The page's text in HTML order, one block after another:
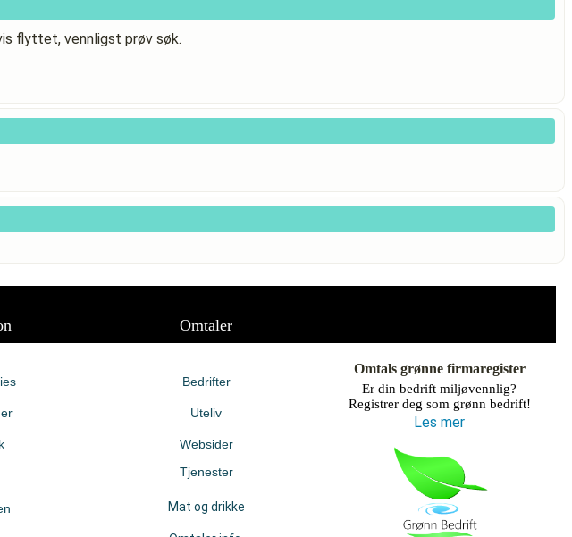
flyttet, vennligst prøv søk.
Omtaler
Bedrifter
Uteliv
Websider
Tjenester
Mat og drikke
Omtals grønne firmaregister
Er din bedrift miljøvennlig?
Registrer deg som grønn bedrift!
Les mer